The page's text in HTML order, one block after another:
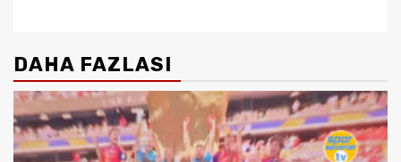
DAHA FAZLASI